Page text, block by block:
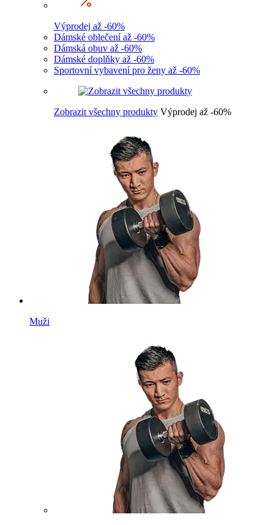
Výprodej až -60%
Dámské oblečení až -60%
Dámská obuv až -60%
Dámské doplňky až -60%
Sportovní vybavení pro ženy až -60%
Zobrazit všechny produkty Výprodej až -60%
Muži